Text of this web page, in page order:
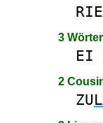
3
EI
2
ZUL